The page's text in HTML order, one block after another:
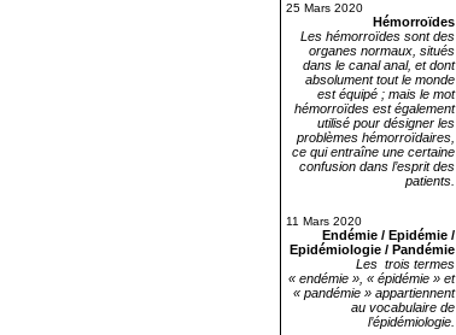
25 Mars 2020
Hémorroïdes
Les hémorroïdes sont des
organes normaux, situés
dans le canal anal, et dont
absolument tout le monde
est équipé ; mais le mot
hémorroïdes est également
utilisé pour désigner les
problèmes hémorroïdaires,
ce qui entraîne une certaine
confusion dans l’esprit des
patients.
11 Mars 2020
Endémie / Epidémie /
Epidémiologie / Pandémie
Les trois termes
« endémie », « épidémie » et
« pandémie » appartiennent
au vocabulaire de
l’épidémiologie.